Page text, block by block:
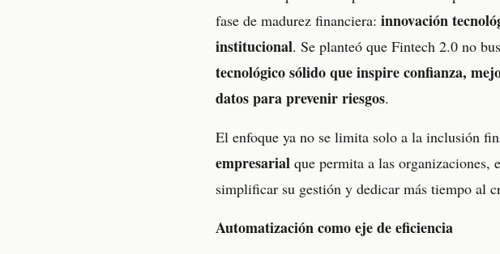
fase de madurez financiera: innovación
institucional. Se planteó que Fintech 2.0 no
tecnológico sólido que inspire confianza,
datos para prevenir riesgos.
El enfoque ya no se limita solo a la inclusión
empresarial que permita a las organizaciones,
simplificar su gestión y dedicar más tiempo al
Automatización como eje de eficiencia